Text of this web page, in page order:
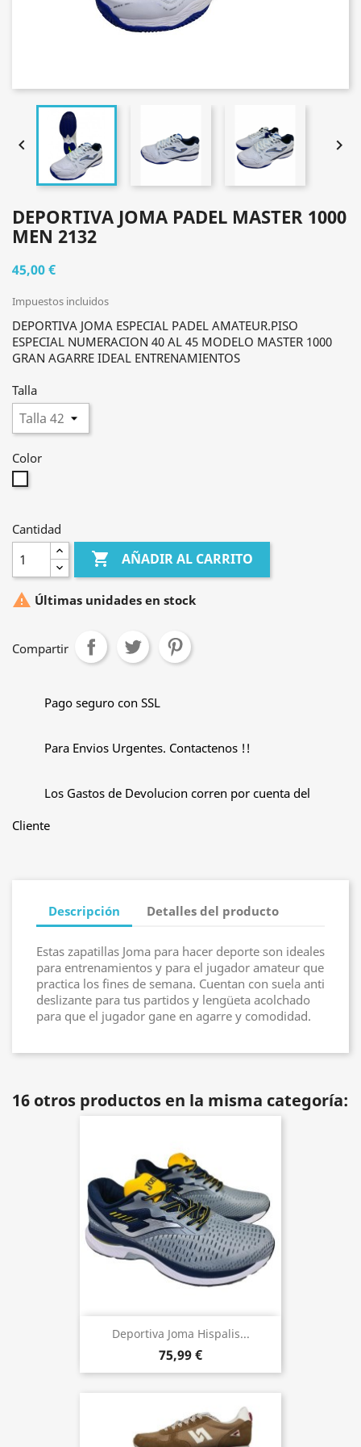
 
DEPORTIVA JOMA PADEL MASTER 1000
MEN 2132
45,00 €
Impuestos incluidos
DEPORTIVA JOMA ESPECIAL PADEL AMATEUR.PISO
ESPECIAL NUMERACION 40 AL 45 MODELO MASTER 1000
GRAN AGARRE IDEAL ENTRENAMIENTOS
Talla
Color
Cantidad
 AÑADIR AL CARRITO
 Últimas unidades en stock
Compartir
Pago seguro con SSL
Para Envios Urgentes. Contactenos !!
Los Gastos de Devolucion corren por cuenta del
Cliente
Descripción Detalles del producto
Estas zapatillas Joma para hacer deporte son ideales
para entrenamientos y para el jugador amateur que
practica los fines de semana. Cuentan con suela anti
deslizante para tus partidos y lengüeta acolchado
para que el jugador gane en agarre y comodidad.
16 otros productos en la misma categoría:
Deportiva Joma Hispalis...
75,99 €